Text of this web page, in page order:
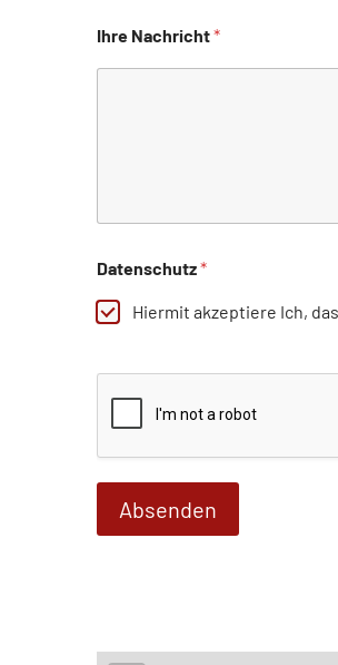
h
t
Ihre Nachricht*
Datenschutz*
Hiermit akzeptiere Ich,
Absenden